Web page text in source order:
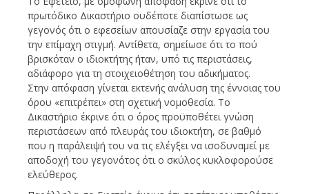
πρωτόδικο Δικαστήριο ουδέποτε διαπίστωσε ως
γεγονός ότι ο εφεσείων απουσίαζε στην εργασία του
την επίμαχη στιγμή. Αντίθετα, σημείωσε ότι το πού
βρισκόταν ο ιδιοκτήτης ήταν, υπό τις περιστάσεις,
αδιάφορο για τη στοιχειοθέτηση του αδικήματος.
Στην απόφαση γίνεται εκτενής ανάλυση της έννοιας του
όρου «επιτρέπει» στη σχετική νομοθεσία. Το
Δικαστήριο έκρινε ότι ο όρος προϋποθέτει γνώση
περιστάσεων από πλευράς του ιδιοκτήτη, σε βαθμό
που η παράλειψή του να τις ελέγξει να ισοδυναμεί με
αποδοχή του γεγονότος ότι ο σκύλος κυκλοφορούσε
ελεύθερος.